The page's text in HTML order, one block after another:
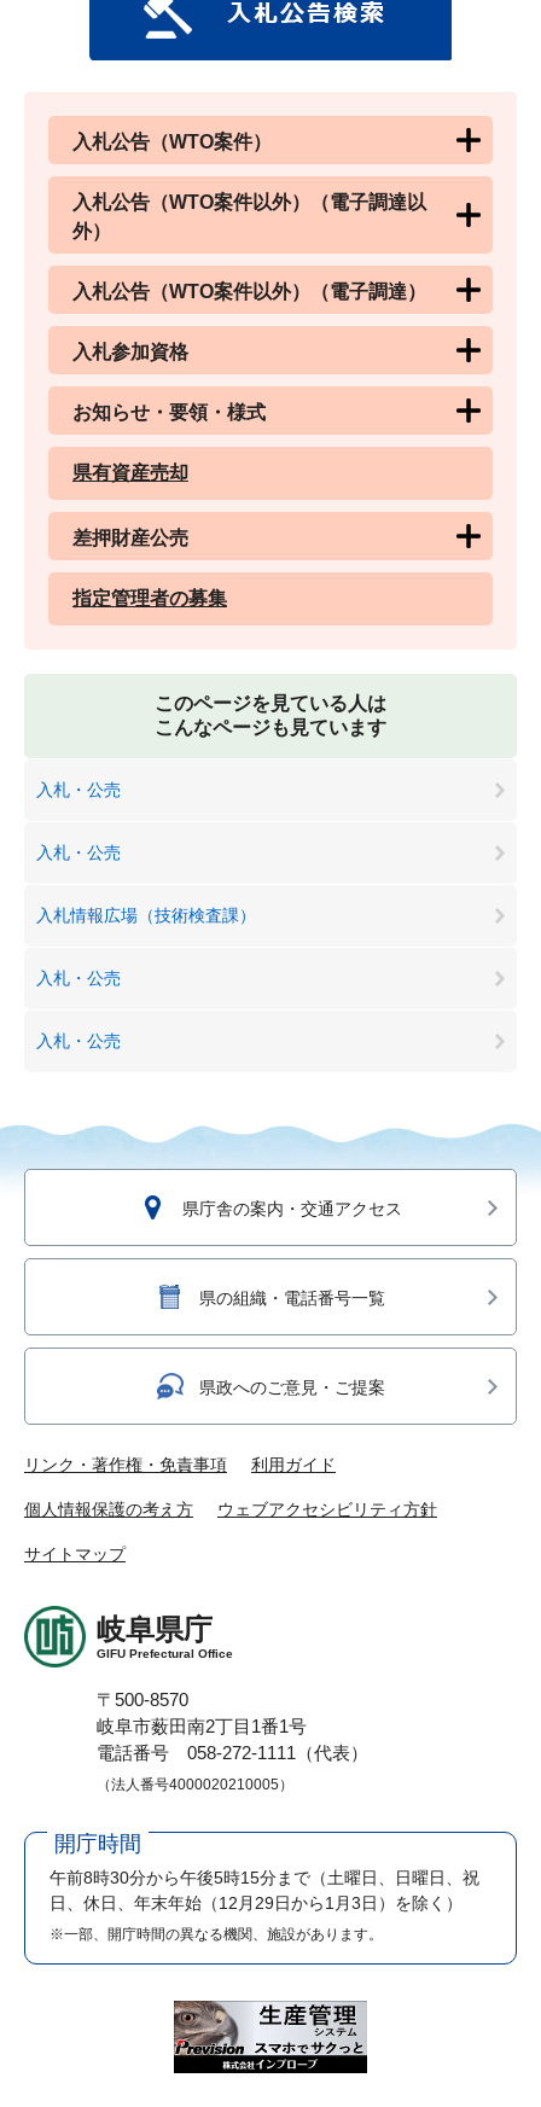
入札公告（WTO案件）
入札公告（WTO案件以外）（電子調達以
外）
入札公告（WTO案件以外）（電子調達）
入札参加資格
お知らせ・要領・様式
県有資産売却
差押財産公売
指定管理者の募集
このページを見ている人は
こんなページも見ています
入札・公売
入札・公売
入札情報広場（技術検査課）
入札・公売
入札・公売
県庁舎の案内・交通アクセス
県の組織・電話番号一覧
県政へのご意見・ご提案
リンク・著作権・免責事項 利用ガイド
個人情報保護の考え方 ウェブアクセシビリティ方針
サイトマップ
岐阜県庁
GIFU Prefectural Office
〒500-8570
岐阜市薮田南2丁目1番1号
電話番号 058-272-1111（代表）
（法人番号4000020210005）
開庁時間
午前8時30分から午後5時15分まで （土曜日、日曜日、祝
日、休日、年末年始（12月29日から1月3日）を除く）
※一部、開庁時間の異なる機関、施設があります。